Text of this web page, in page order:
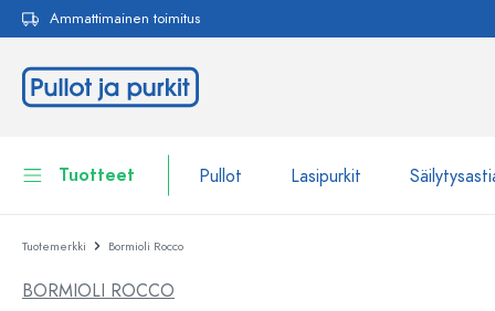
Siirry päänavigointiin
Ammattimainen toimitus
Tuotteet Pullot Lasipurkit
Pullot
Tuotemerkki Bormioli Rocco
BORMIOLI ROCCO